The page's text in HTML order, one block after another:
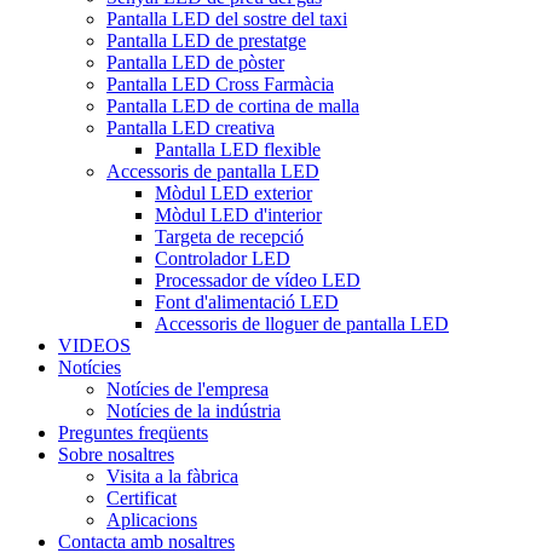
Pantalla LED del sostre del taxi
Pantalla LED de prestatge
Pantalla LED de pòster
Pantalla LED Cross Farmàcia
Pantalla LED de cortina de malla
Pantalla LED creativa
Pantalla LED flexible
Accessoris de pantalla LED
Mòdul LED exterior
Mòdul LED d'interior
Targeta de recepció
Controlador LED
Processador de vídeo LED
Font d'alimentació LED
Accessoris de lloguer de pantalla LED
VIDEOS
Notícies
Notícies de l'empresa
Notícies de la indústria
Preguntes freqüents
Sobre nosaltres
Visita a la fàbrica
Certificat
Aplicacions
Contacta amb nosaltres